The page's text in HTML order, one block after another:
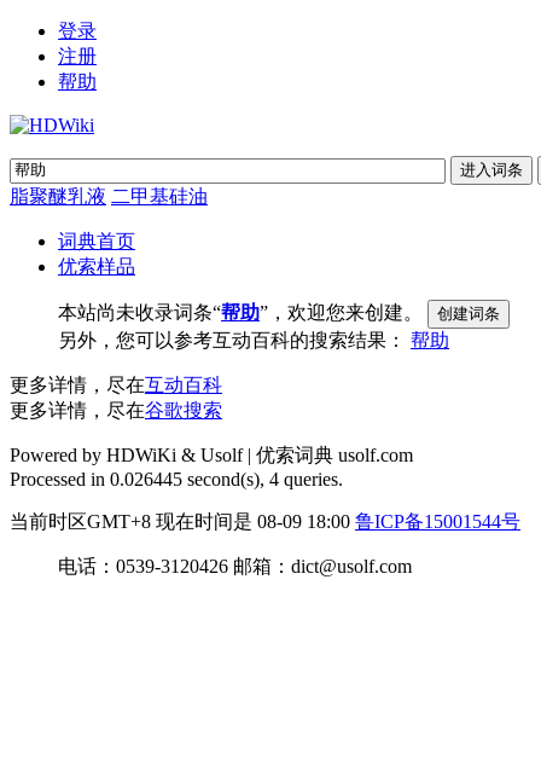
登录
注册
帮助
脂聚醚乳液 二甲基硅油
词典首页
优索样品
本站尚未收录词条“帮助”，欢迎您来创建。
另外，您可以参考互动百科的搜索结果： 帮助
更多详情，尽在互动百科
更多详情，尽在谷歌搜索
Powered by HDWiKi & Usolf | 优索词典 usolf.com
Processed in 0.026445 second(s), 4 queries.
当前时区GMT+8 现在时间是 08-09 18:00 鲁ICP备15001544号
电话：0539-3120426 邮箱：dict@usolf.com